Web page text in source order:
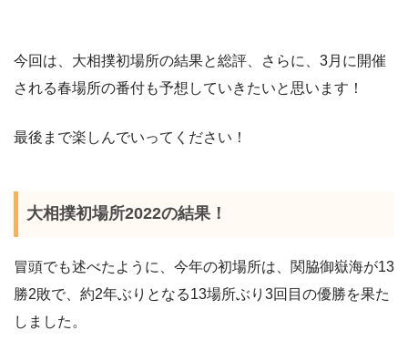
今回は、大相撲初場所の結果と総評、さらに、3月に開催
される春場所の番付も予想していきたいと思います！
最後まで楽しんでいってください！
大相撲初場所2022の結果！
冒頭でも述べたように、今年の初場所は、関脇御嶽海が13
勝2敗で、約2年ぶりとなる13場所ぶり3回目の優勝を果た
しました。